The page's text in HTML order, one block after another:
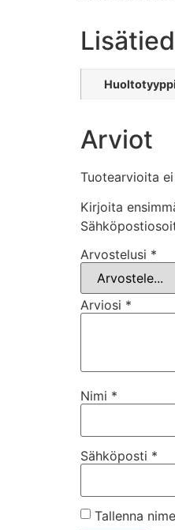
Huoltotyyppi
Arviot
Tuotearvioita
Kirjoita
Arvostelusi *
Arviosi *
Nimi *
Sähköposti *
Tallenna